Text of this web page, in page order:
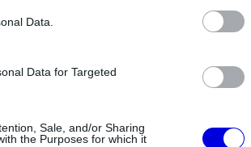
Data.
Data for Targeted
Sale, and/or Sharing
the Purposes for which it